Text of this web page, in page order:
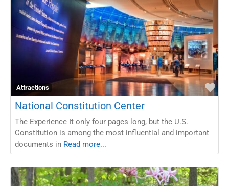
Attractions
National Constitution Center
The Experience It only four pages long, but the U.S.
Constitution is among the most influential and important
documents in Read more...